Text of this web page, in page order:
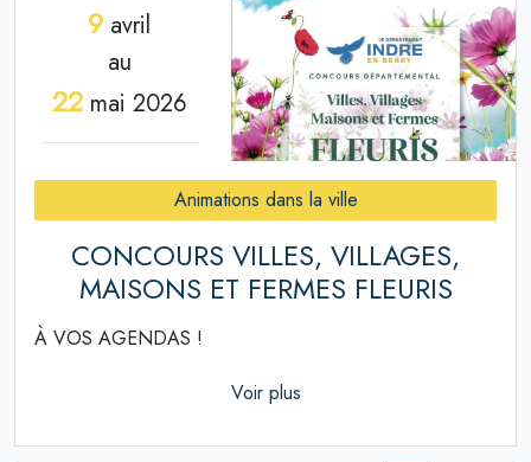
9 avril
au
22mai 2026
Animations dans la ville
CONCOURS VILLES, VILLAGES,
MAISONS ET FERMES FLEURIS
À VOS AGENDAS !
Voir plus